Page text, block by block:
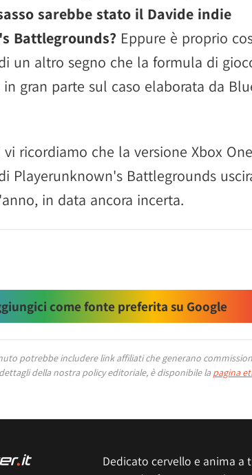
sarebbe stato il Davide indie
Battlegrounds? Eppure è proprio
un altro segno che la formula di
gran parte sul caso elaborata da
ricordiamo che la versione Xbox
Playerunknown's Battlegrounds
in data ancora incerta.
come fonte preferita su Google
potrebbe includere link affiliati che generano
della nostra policy editoriale, è disponibile la pagina
Dedicato cervello e anima